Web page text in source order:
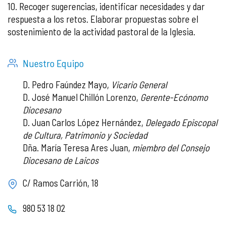
10. Recoger sugerencias, identificar necesidades y dar
respuesta a los retos. Elaborar propuestas sobre el
sostenimiento de la actividad pastoral de la Iglesia.
Nuestro Equipo
D. Pedro Faúndez Mayo, Vicario General
D. José Manuel Chillón Lorenzo, Gerente-Ecónomo
Diocesano
D. Juan Carlos López Hernández, Delegado Episcopal
de Cultura, Patrimonio y Sociedad
Dña. María Teresa Ares Juan, miembro del Consejo
Diocesano de Laicos
C/ Ramos Carrión, 18
980 53 18 02